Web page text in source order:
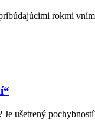
rokmi
ušetrený